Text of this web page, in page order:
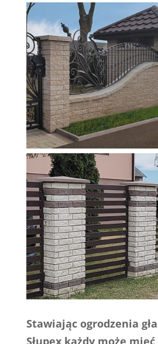
Stawiając ogrodzenia